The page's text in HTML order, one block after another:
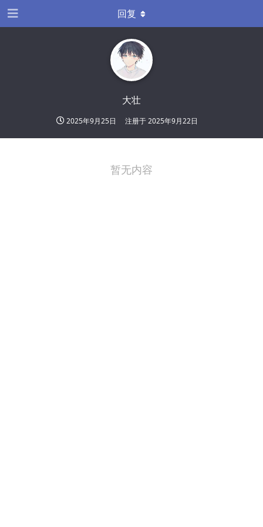
大壮
2025年9月25日 注册于2025年9月22日
回复
暂无内容